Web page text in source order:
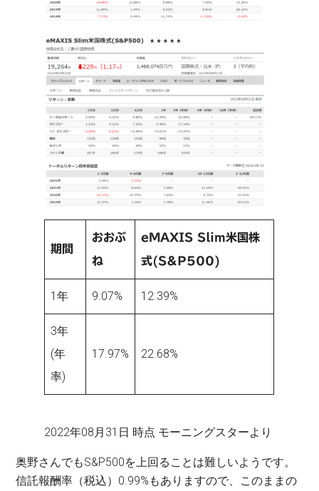
期間
おおぶ
ね
eMAXIS Slim米国株
式(S&P500)
1年 9.07% 12.39%
3年
(年
率)
17.97% 22.68%
2022年08月31日 時点 モーニングスターより
奥野さんでもS&P500を上回ることは難しいようです。
信託報酬率（税込）0.99%もありますので、このままの